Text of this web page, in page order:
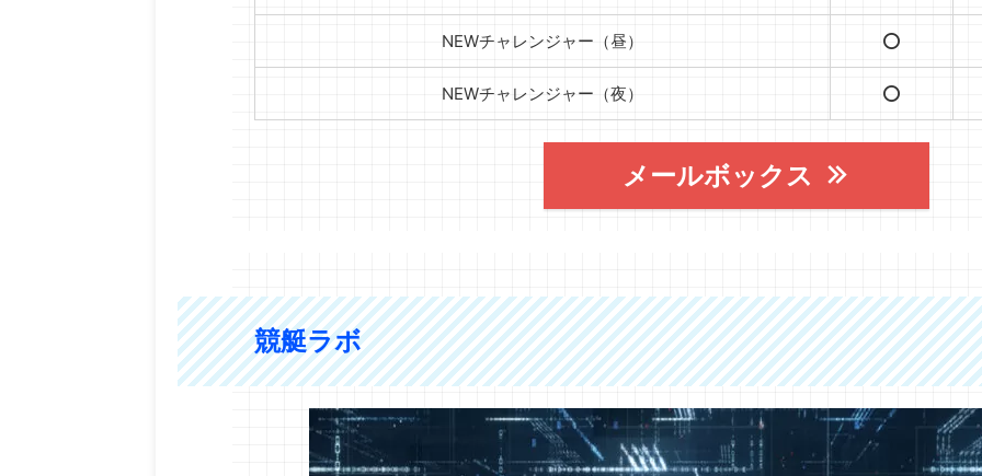
NEWチャレンジャー（昼） ⭕️
NEWチャレンジャー（夜） ⭕️
メールボックス
競艇ラボ